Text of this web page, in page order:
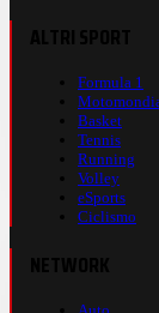
Formula 1
Basket
Tennis
Running
Volley
eSports
Ciclismo